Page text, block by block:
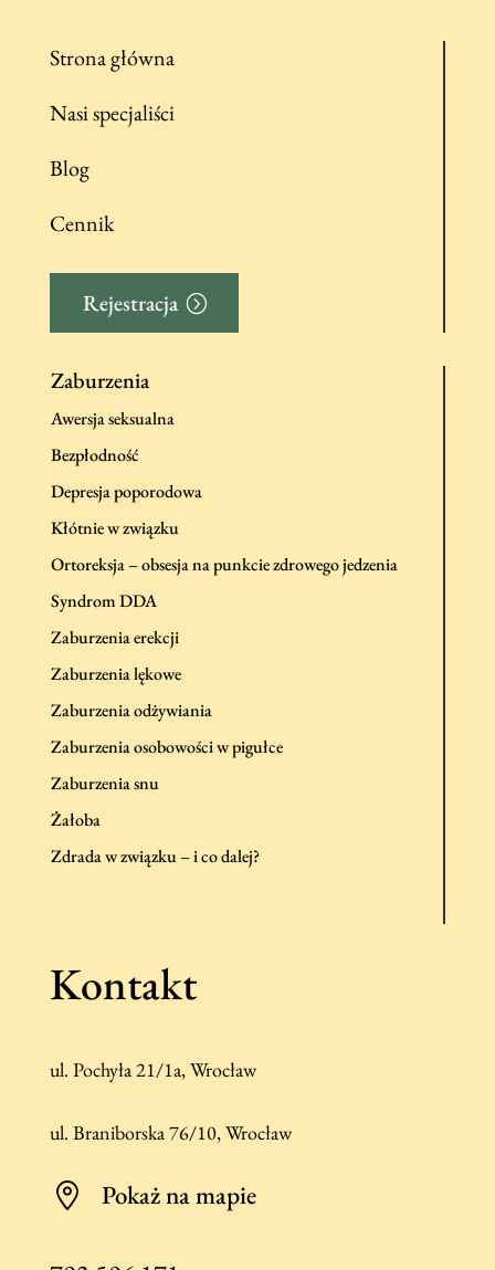
Strona główna
Nasi specjaliści
Blog
Cennik
Rejestracja
Zaburzenia
Awersja seksualna
Bezpłodność
Depresja poporodowa
Kłótnie w związku
Ortoreksja – obsesja na punkcie zdrowego jedzenia
Syndrom DDA
Zaburzenia erekcji
Zaburzenia lękowe
Zaburzenia odżywiania
Zaburzenia osobowości w pigułce
Zaburzenia snu
Żałoba
Zdrada w związku – i co dalej?
Kontakt
ul. Pochyła 21/1a, Wrocław
ul. Braniborska 76/10, Wrocław
Pokaż na mapie